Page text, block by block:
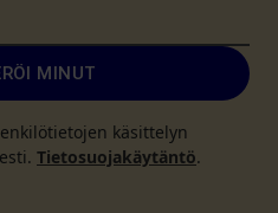
MINUT
käsittelyn
Tietosuojakäytäntö.